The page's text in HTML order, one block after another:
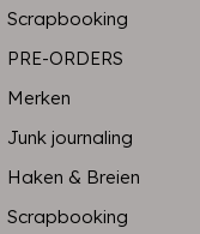
Scrapbooking
PRE-ORDERS
Merken
Junk journaling
Haken & Breien
Scrapbooking